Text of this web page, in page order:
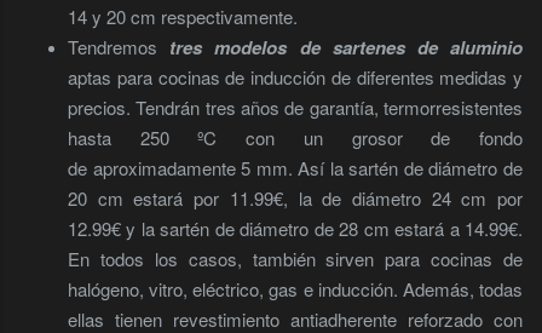
14 y 20 cm respectivamente.
Tendremos tres modelos de sartenes de aluminio
aptas para cocinas de inducción de diferentes medidas y
precios. Tendrán tres años de garantía, termorresistentes
hasta 250 ºC con un grosor de fondo
de aproximadamente 5 mm. Así la sartén de diámetro de
20 cm estará por 11.99€, la de diámetro 24 cm por
12.99€ y la sartén de diámetro de 28 cm estará a 14.99€.
En todos los casos, también sirven para cocinas de
halógeno, vitro, eléctrico, gas e inducción. Además, todas
ellas tienen revestimiento antiadherente reforzado con